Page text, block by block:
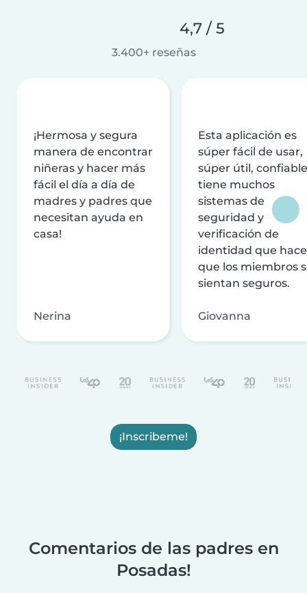
4,7 / 5
3.400+ reseñas
¡Hermosa y segura
manera de encontrar
niñeras y hacer más
fácil el día a día de
madres y padres que
necesitan ayuda en
casa!
Nerina
Esta aplicación es
súper fácil de usar,
súper útil,
tiene muchos
sistemas de
seguridad y
verificación de
identidad que
que los miembros
sientan seguros.
Giovanna
¡Inscribeme!
Comentarios de las padres en
Posadas!